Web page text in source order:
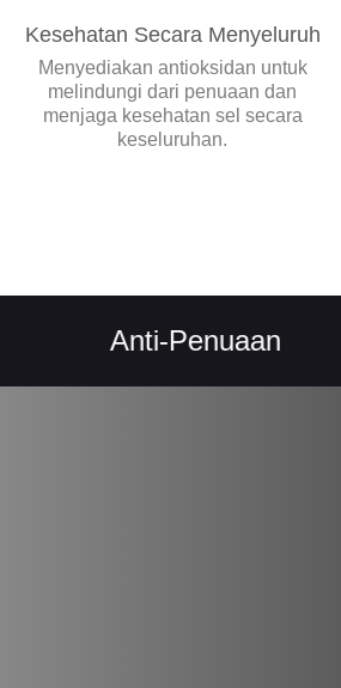
Kesehatan Secara Menyeluruh
Menyediakan antioksidan untuk
melindungi dari penuaan dan
menjaga kesehatan sel secara
keseluruhan.
Anti-Penuaan